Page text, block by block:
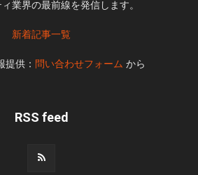
業界の最前線を発信します。
新着記事一覧
供： 問い合わせフォーム から
RSS feed